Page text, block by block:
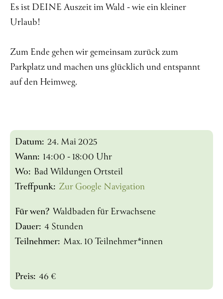
Es ist DEINE Auszeit im Wald - wie ein kleiner
Urlaub!
Zum Ende gehen wir gemeinsam zurück zum
Parkplatz und machen uns glücklich und entspannt
auf den Heimweg.
Datum: 24. Mai 2025
Wann: 14:00 - 18:00 Uhr
Wo: Bad Wildungen Ortsteil
Treffpunk: Zur Google Navigation
Für wen? Waldbaden für Erwachsene
Dauer: 4 Stunden
Teilnehmer: Max. 10 Teilnehmer*innen
Preis: 46 €